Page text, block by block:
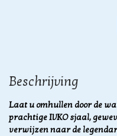
Beschrijving
Laat u omhullen door de
prachtige IVKO sjaal,
verwijzen naar de